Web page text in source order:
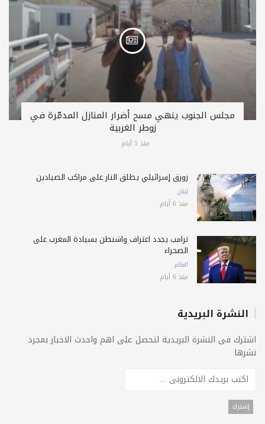
مجلس الجنوب ينهي مسح أضرار المنازل المدمّرة في
زوطر الغربية
منذ 5 أيام
زورق إسرائيلي يطلق النار على مراكب الصيادين
لبنان
منذ 6 أيام
ترامب يجدد اعتراف واشنطن بسيادة المغرب على
الصحراء
العالم
منذ 6 أيام
النشرة البريدية
اشترك فى النشرة البريدية لتحصل على اهم واحدث الاخبار بمجرد
نشرها